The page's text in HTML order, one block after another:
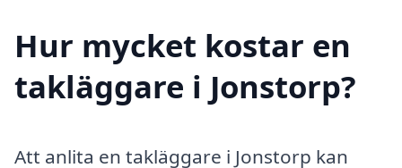
Hur mycket kostar en
takläggare i Jonstorp?
Att anlita en takläggare i Jonstorp kan